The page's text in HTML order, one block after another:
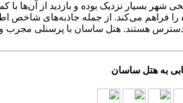
را فراهم می‌کند. از جمله جاذبه‌های
هستند. هتل ساسان با پرسنلی مجرب و
به هتل ساسان